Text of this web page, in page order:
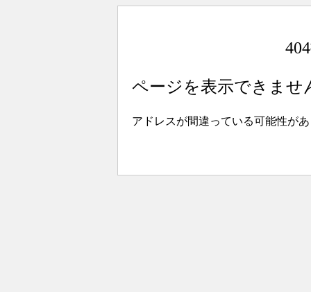
ページを表示できませ
アドレスが間違っている可能性が